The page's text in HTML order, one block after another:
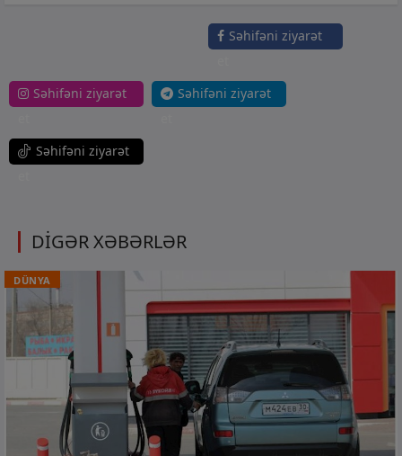
Səhifəni ziyarət
Səhifəni ziyarət
Səhifəni ziyarət
Səhifəni ziyarət
DİGƏR XƏBƏRLƏR
DÜNYA